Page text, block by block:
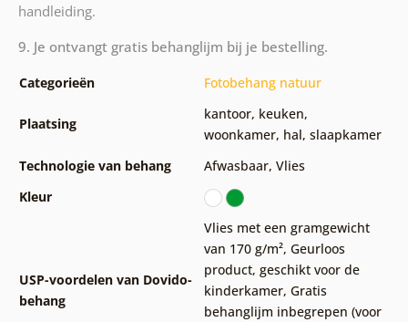
handleiding.
9. Je ontvangt gratis behanglijm bij je bestelling.
Categorieën Fotobehang natuur
Plaatsing
kantoor, keuken,
woonkamer, hal, slaapkamer
Technologie van behang
Afwasbaar, Vlies
Kleur
USP-voordelen van Dovido-
behang
Vlies met een gramgewicht
van 170 g/m², Geurloos
product, geschikt voor de
kinderkamer, Gratis
behanglijm inbegrepen (voor